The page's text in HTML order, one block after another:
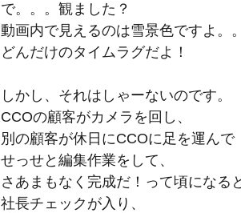
で。。。観ました？
動画内で見えるのは雪景色ですよ。。
どんだけのタイムラグだよ！
しかし、それはしゃーないのです。
CCOの顧客がカメラを回し、
別の顧客が休日にCCOに足を運んで
せっせと編集作業をして、
さあまもなく完成だ！って頃になる
社長チェックが入り、